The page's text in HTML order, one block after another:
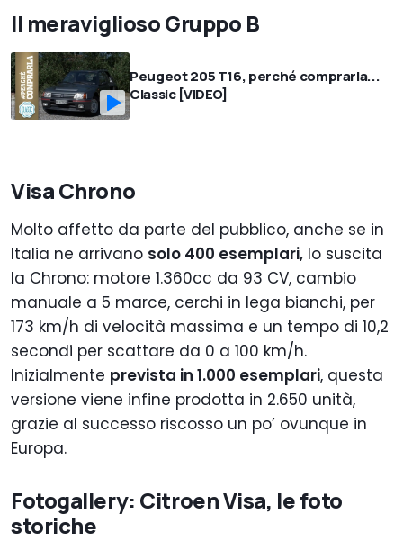
Il meraviglioso Gruppo B
Peugeot 205 T16, perché comprarla...
Classic [VIDEO]
Visa Chrono
Molto affetto da parte del pubblico, anche se in
Italia ne arrivano solo 400 esemplari, lo suscita
la Chrono: motore 1.360cc da 93 CV, cambio
manuale a 5 marce, cerchi in lega bianchi, per
173 km/h di velocità massima e un tempo di 10,2
secondi per scattare da 0 a 100 km/h.
Inizialmente prevista in 1.000 esemplari, questa
versione viene infine prodotta in 2.650 unità,
grazie al successo riscosso un po’ ovunque in
Europa.
Fotogallery: Citroen Visa, le foto
storiche